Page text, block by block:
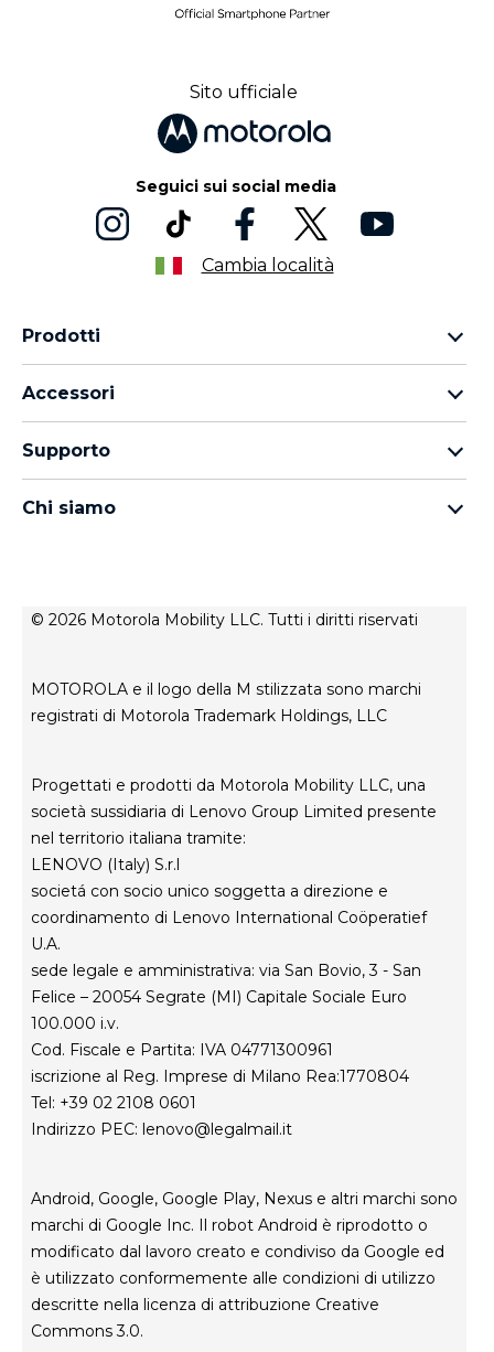
Sito ufficiale
Seguici sui social media
Cambia località
Prodotti
Famiglia moto g
thinkphone by motorola
Accessori
moto tag
Supporto
Stato di riparazione
Chi siamo
Condizioni di vendita
Innovazione
© 2026 Motorola Mobility LLC. Tutti i diritti riservati
MOTOROLA e il logo della M stilizzata sono marchi
registrati di Motorola Trademark Holdings, LLC
Progettati e prodotti da Motorola Mobility LLC, una
società sussidiaria di Lenovo Group Limited presente
nel territorio italiana tramite:
LENOVO (Italy) S.r.l
societá con socio unico soggetta a direzione e
coordinamento di Lenovo International Coöperatief
U.A.
sede legale e amministrativa: via San Bovio, 3 - San
Felice – 20054 Segrate (MI) Capitale Sociale Euro
100.000 i.v.
Cod. Fiscale e Partita: IVA 04771300961
iscrizione al Reg. Imprese di Milano Rea:1770804
Tel: +39 02 2108 0601
Indirizzo PEC: lenovo@legalmail.it
Android, Google, Google Play, Nexus e altri marchi sono
marchi di Google Inc. Il robot Android è riprodotto o
modificato dal lavoro creato e condiviso da Google ed
è utilizzato conformemente alle condizioni di utilizzo
descritte nella licenza di attribuzione Creative
Commons 3.0.